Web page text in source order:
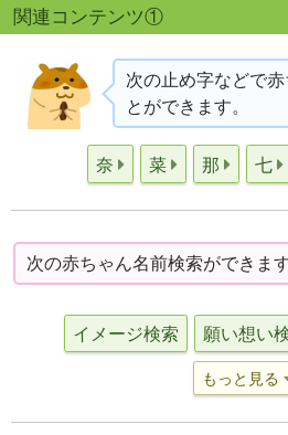
関連コンテンツ①
次の止め字などで
とができます。
奈 菜 那 七
次の赤ちゃん名前検索ができます
イメージ検索 願い想い
もっと見る